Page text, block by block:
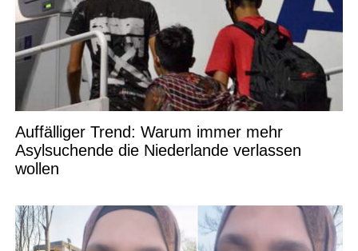
Auffälliger Trend: Warum immer mehr
Asylsuchende die Niederlande verlassen
wollen